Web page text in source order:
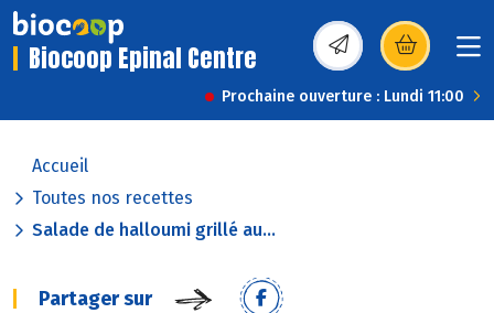
Biocoop Epinal Centre (s’ouvre dans une
Prochaine ouverture : Lundi 11:00
Accueil
Toutes nos recettes
Salade de halloumi grillé au...
Partager sur